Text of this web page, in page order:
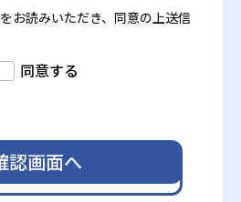
をお読みいただき、同意の上送信
同意する